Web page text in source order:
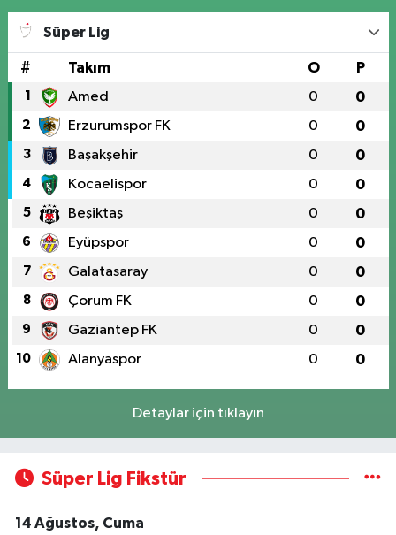
Süper Lig
# Takım O P
1 Amed 0 0
2 Erzurumspor FK 0 0
3 Başakşehir 0 0
4 Kocaelispor 0 0
5 Beşiktaş 0 0
6 Eyüpspor 0 0
7 Galatasaray 0 0
8 Çorum FK 0 0
9 Gaziantep FK 0 0
10 Alanyaspor 0 0
Detaylar için tıklayın
Süper Lig Fikstür
14 Ağustos, Cuma